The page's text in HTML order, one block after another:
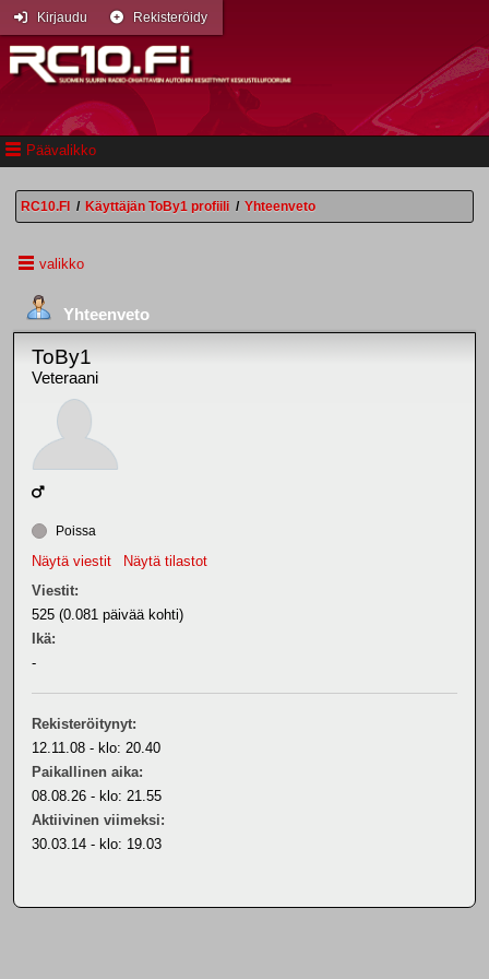
Päävalikko
Kirjaudu Rekisteröidy
RC10.FI / Käyttäjän ToBy1 profiili / Yhteenveto
valikko
Yhteenveto
ToBy1
Veteraani
Poissa
Näytä viestit
Näytä tilastot
Viestit:
525 (0.081 päivää kohti)
Ikä:
-
Rekisteröitynyt:
12.11.08 - klo: 20.40
Paikallinen aika:
08.08.26 - klo: 21.55
Aktiivinen viimeksi:
30.03.14 - klo: 19.03